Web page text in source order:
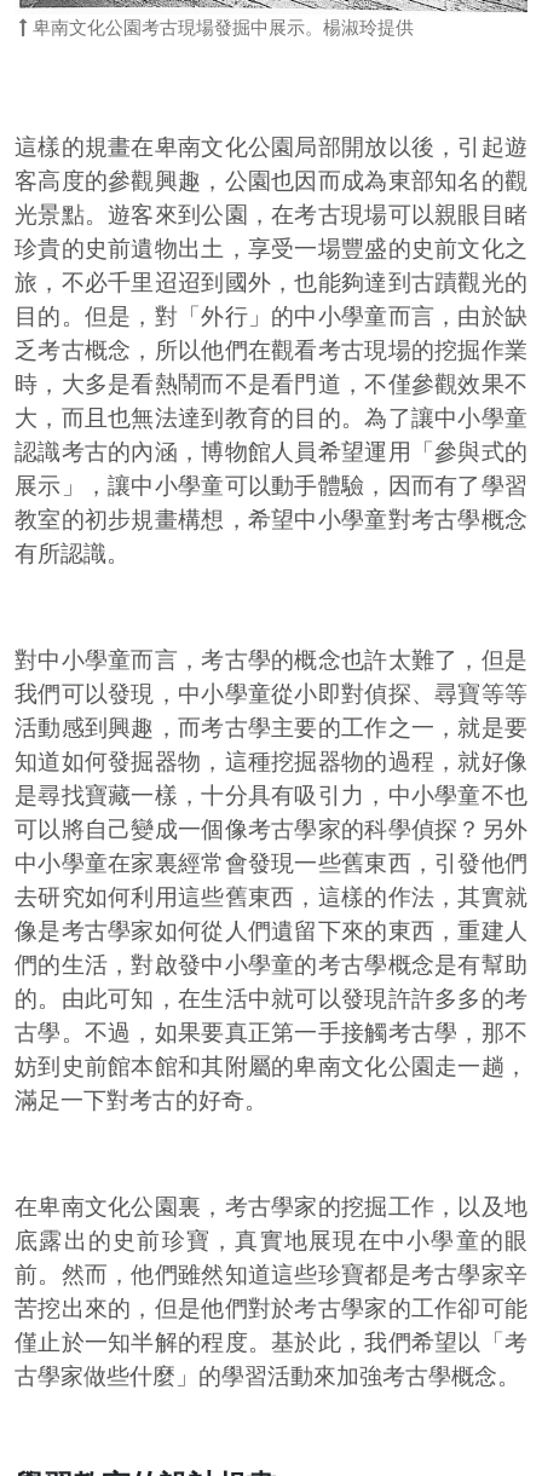
卑南文化公園考古現場發掘中展示。楊淑玲提供
這樣的規畫在卑南文化公園局部開放以後，引起遊
客高度的參觀興趣，公園也因而成為東部知名的觀
光景點。遊客來到公園，在考古現場可以親眼目睹
珍貴的史前遺物出土，享受一場豐盛的史前文化之
旅，不必千里迢迢到國外，也能夠達到古蹟觀光的
目的。但是，對「外行」的中小學童而言，由於缺
乏考古概念，所以他們在觀看考古現場的挖掘作業
時，大多是看熱鬧而不是看門道，不僅參觀效果不
大，而且也無法達到教育的目的。為了讓中小學童
認識考古的內涵，博物館人員希望運用「參與式的
展示」，讓中小學童可以動手體驗，因而有了學習
教室的初步規畫構想，希望中小學童對考古學概念
有所認識。
對中小學童而言，考古學的概念也許太難了，但是
我們可以發現，中小學童從小即對偵探、尋寶等等
活動感到興趣，而考古學主要的工作之一，就是要
知道如何發掘器物，這種挖掘器物的過程，就好像
是尋找寶藏一樣，十分具有吸引力，中小學童不也
可以將自己變成一個像考古學家的科學偵探？另外
中小學童在家裏經常會發現一些舊東西，引發他們
去研究如何利用這些舊東西，這樣的作法，其實就
像是考古學家如何從人們遺留下來的東西，重建人
們的生活，對啟發中小學童的考古學概念是有幫助
的。由此可知，在生活中就可以發現許許多多的考
古學。不過，如果要真正第一手接觸考古學，那不
妨到史前館本館和其附屬的卑南文化公園走一趟，
滿足一下對考古的好奇。
在卑南文化公園裏，考古學家的挖掘工作，以及地
底露出的史前珍寶，真實地展現在中小學童的眼
前。然而，他們雖然知道這些珍寶都是考古學家辛
苦挖出來的，但是他們對於考古學家的工作卻可能
僅止於一知半解的程度。基於此，我們希望以「考
古學家做些什麼」的學習活動來加強考古學概念。